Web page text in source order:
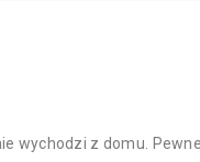
wychodzi z domu.